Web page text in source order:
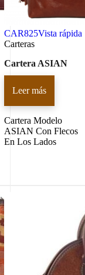
CAR825Vista rápida
Carteras
Cartera ASIAN
Leer más
Cartera Modelo
ASIAN Con Flecos
En Los Lados